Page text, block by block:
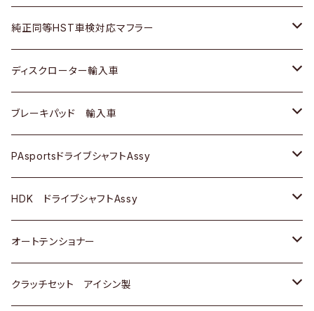
スバル
三菱
スバル
ダイハツ
マツダ
三菱
スバル
ＢＥＮＺ
ダイハツ
マツダ
三菱
スバル
いすゞ
ダイハツ
マツダ
三菱
スバル
スズキ
日産
ダイハツ
マツダ
三菱
スバル
ホンダ
スズキ
日産
ダイハツ
マツダ
三菱
スバル
ホンダ
スズキ
日産
ダイハツ
マツダ
三菱
スバル
純正同等HST車検対応マフラー
トヨタ
ホンダ
スズキ
日産
いすゞ
ダイハツ
ディスクローター輸入車
ＡＵＤＩ
ＢＥＮＺ
ＢＭＷ
GOLF
ＷＡＧＥＮ
ブレーキパッド 輸入車
ＢＥＮＺ
ＢＭＷ
ＷＡＧＥＮ
ＶＯＬＶＯ
PAsportsドライブシャフトAssy
トヨタ
ホンダ
スズキ
HDK ドライブシャフトAssy
スズキ
ダイハツ
オートテンショナー
トヨタ
クラッチセット アイシン製